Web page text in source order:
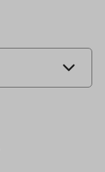
0.000000